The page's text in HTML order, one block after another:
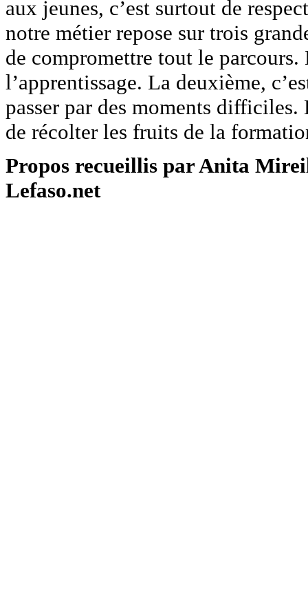
aux jeunes, c’est surtout de
notre métier repose sur trois
de compromettre tout le
l’apprentissage. La deuxième,
passer par des moments
de récolter les fruits de la
Propos recueillis par Anita
Lefaso.net